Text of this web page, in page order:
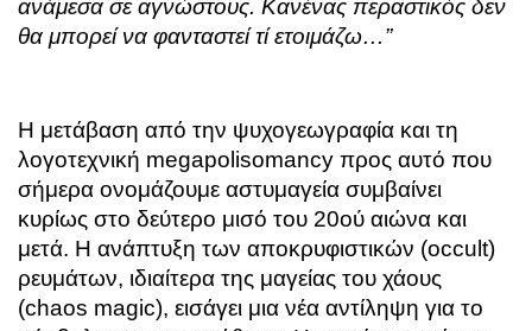
ανάμεσα σε αγνώστους. Κανένας περαστικός δεν
θα μπορεί να φανταστεί τί ετοιμάζω…”
Η μετάβαση από την ψυχογεωγραφία και τη
λογοτεχνική megapolisomancy προς αυτό που
σήμερα ονομάζουμε αστυμαγεία συμβαίνει
κυρίως στο δεύτερο μισό του 20ού αιώνα και
μετά. Η ανάπτυξη των αποκρυφιστικών (occult)
ρευμάτων, ιδιαίτερα της μαγείας του χάους
(chaos magic), εισάγει μια νέα αντίληψη για το